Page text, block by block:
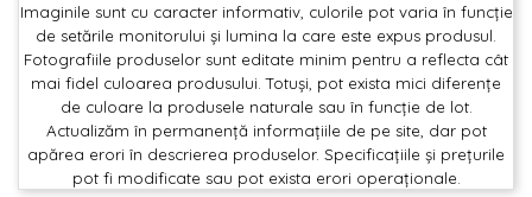
Imaginile sunt cu caracter informativ, culorile pot varia în funcție
de setările monitorului și lumina la care este expus produsul.
Fotografiile produselor sunt editate minim pentru a reflecta cât
mai fidel culoarea produsului. Totuși, pot exista mici diferențe
de culoare la produsele naturale sau în funcție de lot.
Actualizăm în permanență informațiile de pe site, dar pot
apărea erori în descrierea produselor. Specificațiile și prețurile
pot fi modificate sau pot exista erori operaționale.